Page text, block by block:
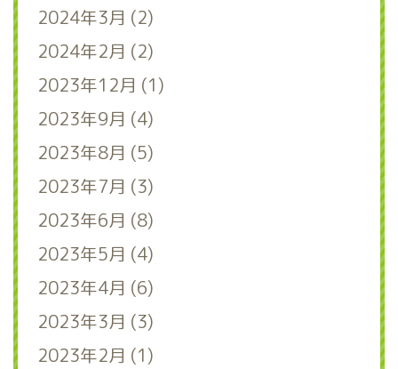
2024年3月 (2)
2024年2月 (2)
2023年12月 (1)
2023年9月 (4)
2023年8月 (5)
2023年7月 (3)
2023年6月 (8)
2023年5月 (4)
2023年4月 (6)
2023年3月 (3)
2023年2月 (1)